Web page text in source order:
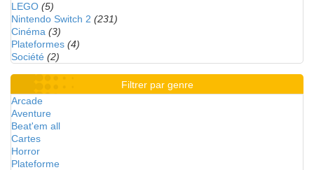
LEGO (5)
Nintendo Switch 2 (231)
Cinéma (3)
Plateformes (4)
Société (2)
Filtrer par genre
Arcade
Aventure
Beat'em all
Cartes
Horror
Plateforme